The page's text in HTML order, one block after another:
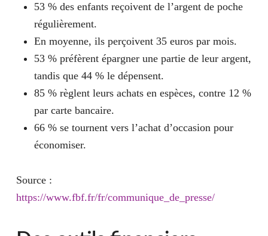
53 % des enfants reçoivent de l’argent de poche
régulièrement.
En moyenne, ils perçoivent 35 euros par mois.
53 % préfèrent épargner une partie de leur argent,
tandis que 44 % le dépensent.
85 % règlent leurs achats en espèces, contre 12 %
par carte bancaire.
66 % se tournent vers l’achat d’occasion pour
économiser.
Source :
https://www.fbf.fr/fr/communique_de_presse/